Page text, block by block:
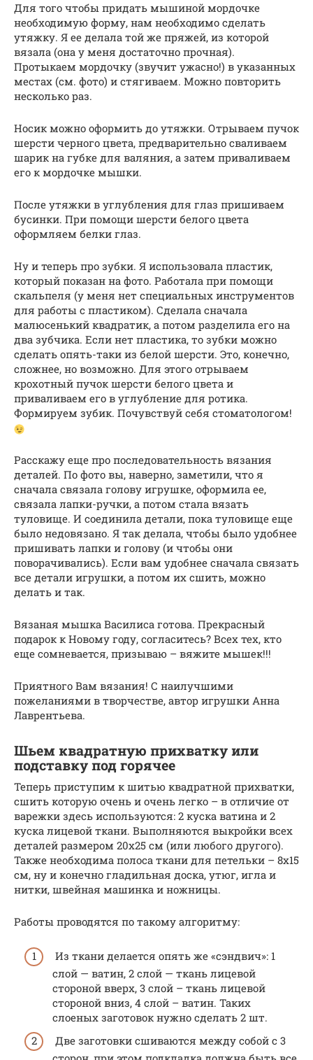
Для того чтобы придать мышиной мордочке
необходимую форму, нам необходимо сделать
утяжку. Я ее делала той же пряжей, из которой
вязала (она у меня достаточно прочная).
Протыкаем мордочку (звучит ужасно!) в указанных
местах (см. фото) и стягиваем. Можно повторить
несколько раз.
Носик можно оформить до утяжки. Отрываем пучок
шерсти черного цвета, предварительно сваливаем
шарик на губке для валяния, а затем приваливаем
его к мордочке мышки.
После утяжки в углубления для глаз пришиваем
бусинки. При помощи шерсти белого цвета
оформляем белки глаз.
Ну и теперь про зубки. Я использовала пластик,
который показан на фото. Работала при помощи
скальпеля (у меня нет специальных инструментов
для работы с пластиком). Сделала сначала
малюсенький квадратик, а потом разделила его на
два зубчика. Если нет пластика, то зубки можно
сделать опять-таки из белой шерсти. Это, конечно,
сложнее, но возможно. Для этого отрываем
крохотный пучок шерсти белого цвета и
приваливаем его в углубление для ротика.
Формируем зубик. Почувствуй себя стоматологом!
Расскажу еще про последовательность вязания
деталей. По фото вы, наверно, заметили, что я
сначала связала голову игрушке, оформила ее,
связала лапки-ручки, а потом стала вязать
туловище. И соединила детали, пока туловище еще
было недовязано. Я так делала, чтобы было удобнее
пришивать лапки и голову (и чтобы они
поворачивались). Если вам удобнее сначала связать
все детали игрушки, а потом их сшить, можно
делать и так.
Вязаная мышка Василиса готова. Прекрасный
подарок к Новому году, согласитесь? Всех тех, кто
еще сомневается, призываю – вяжите мышек!!!
Приятного Вам вязания! С наилучшими
пожеланиями в творчестве, автор игрушки Анна
Лаврентьева.
Шьем квадратную прихватку или
подставку под горячее
Теперь приступим к шитью квадратной прихватки,
сшить которую очень и очень легко – в отличие от
варежки здесь используются: 2 куска ватина и 2
куска лицевой ткани. Выполняются выкройки всех
деталей размером 20х25 см (или любого другого).
Также необходима полоса ткани для петельки – 8х15
см, ну и конечно гладильная доска, утюг, игла и
нитки, швейная машинка и ножницы.
Работы проводятся по такому алгоритму:
Из ткани делается опять же «сэндвич»: 1
слой — ватин, 2 слой — ткань лицевой
стороной вверх, 3 слой – ткань лицевой
стороной вниз, 4 слой – ватин. Таких
слоеных заготовок нужно сделать 2 шт.
Две заготовки сшиваются между собой с 3